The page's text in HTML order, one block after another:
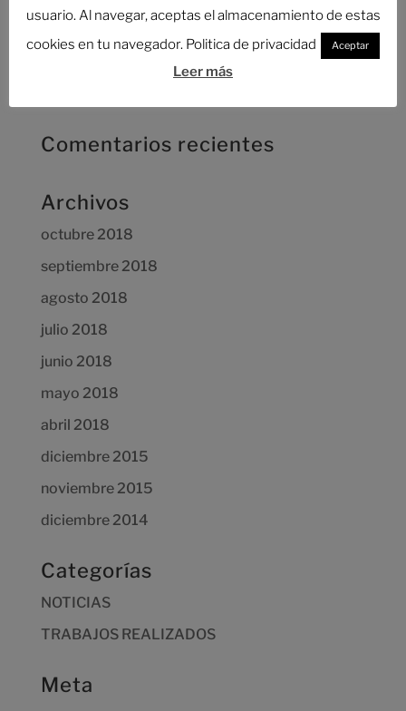
¿CUÁNTO CUESTA UNA REFORMAR
INTEGRAL?
AHORRAR EN LA REFORMA DE TU
Comentarios recientes
Archivos
octubre 2018
septiembre 2018
agosto 2018
julio 2018
junio 2018
mayo 2018
abril 2018
diciembre 2015
noviembre 2015
diciembre 2014
Categorías
NOTICIAS
TRABAJOS REALIZADOS
Meta
usuario. Al navegar, aceptas el almacenamiento de estas
cookies en tu navegador. Politica de privacidad
Aceptar
Leer más